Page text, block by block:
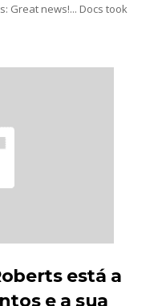
Great news!... Docs took
está a
e a sua